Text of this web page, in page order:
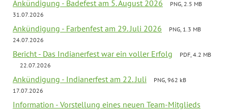
Ankündigung - Badefest am 5. August 2026
PNG, 2.5 MB
31.07.2026
Ankündigung - Farbenfest am 29. Juli 2026
PNG, 1.3 MB
24.07.2026
Bericht - Das Indianerfest war ein voller Erfolg
PDF, 4.2 MB
22.07.2026
Ankündigung - Indianerfest am 22. Juli
PNG, 962 kB
17.07.2026
Information - Vorstellung eines neuen Team-Mitglieds